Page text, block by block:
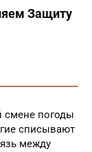
Защиту
смене погоды
списывают
между